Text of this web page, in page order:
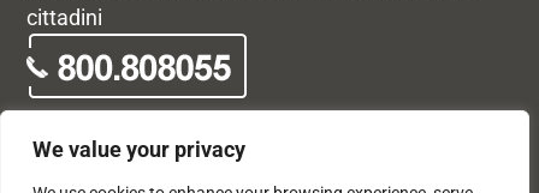
We value your privacy
cittadini